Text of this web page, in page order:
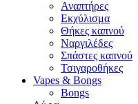
Αναπτήρες
Εκχύλισμα
Θήκες καπνού
Ναργιλέδες
Σπάστες καπνού
Τσιγαροθήκες
Vapes & Bongs
Bongs